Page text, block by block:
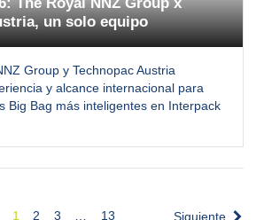
un solo equipo
Group y Technopac Austria
y alcance internacional para
Big Bag más inteligentes en Interpack
1 2 3 … 13 Siguiente